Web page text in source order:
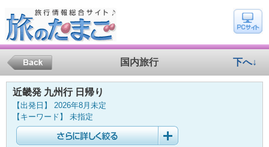
国内旅行 下へ↓
近畿発 九州行 日帰り
【出発日】 2026年8月未定
【キーワード】 未指定